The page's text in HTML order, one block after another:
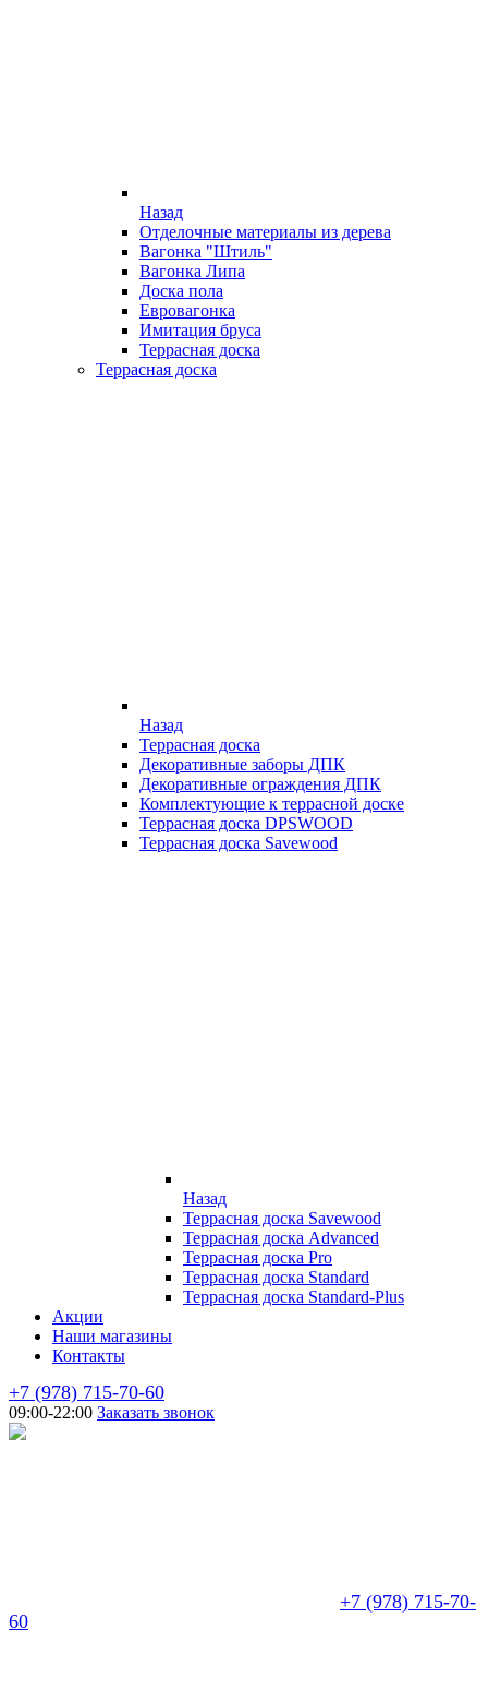
Назад
Отделочные материалы из дерева
Вагонка "Штиль"
Вагонка Липа
Доска пола
Евровагонка
Имитация бруса
Террасная доска
Террасная доска
Назад
Террасная доска
Декоративные заборы ДПК
Декоративные ограждения ДПК
Комплектующие к террасной доске
Террасная доска DPSWOOD
Террасная доска Savewood
Назад
Террасная доска Savewood
Террасная доска Advanced
Террасная доска Pro
Террасная доска Standard
Террасная доска Standard-Plus
Акции
Наши магазины
Контакты
+7 (978) 715-70-60
09:00-22:00 Заказать звонок
+7 (978) 715-70-
60